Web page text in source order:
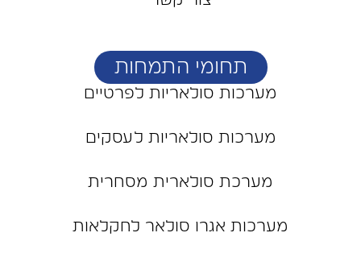
תחומי התמחות
מערכות סולאריות לפרטיים
מערכות סולאריות לעסקים
מערכת סולארית מסחרית
מערכות אגרו סולאר לחקלאות